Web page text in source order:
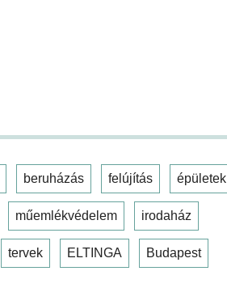
beruházás felújítás épületek
műemlékvédelem irodaház
tervek ELTINGA Budapest